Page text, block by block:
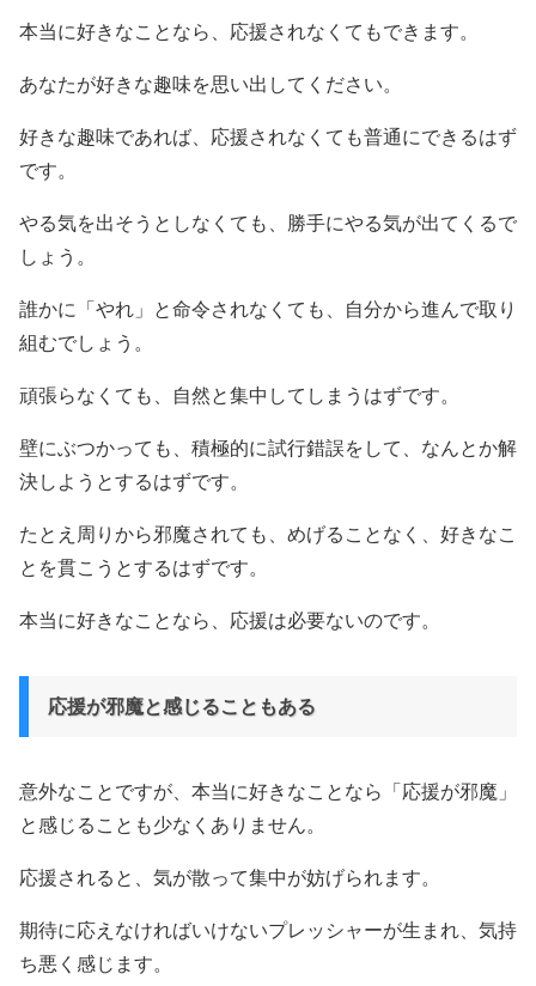
本当に好きなことなら、応援されなくてもできます。
あなたが好きな趣味を思い出してください。
好きな趣味であれば、応援されなくても普通にできるはず
です。
やる気を出そうとしなくても、勝手にやる気が出てくるで
しょう。
誰かに「やれ」と命令されなくても、自分から進んで取り
組むでしょう。
頑張らなくても、自然と集中してしまうはずです。
壁にぶつかっても、積極的に試行錯誤をして、なんとか解
決しようとするはずです。
たとえ周りから邪魔されても、めげることなく、好きなこ
とを貫こうとするはずです。
本当に好きなことなら、応援は必要ないのです。
応援が邪魔と感じることもある
意外なことですが、本当に好きなことなら「応援が邪魔」
と感じることも少なくありません。
応援されると、気が散って集中が妨げられます。
期待に応えなければいけないプレッシャーが生まれ、気持
ち悪く感じます。